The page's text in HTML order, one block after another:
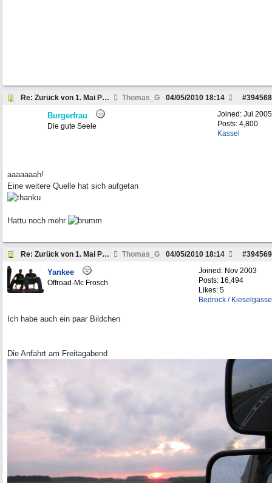
Re: Zurück von 1. Mai Peckfitz Thomas_G #394568
04/05/2010 18:14
Joined: Jul 2005
Posts: 4,800
Kassel
Burgerfrau
Die gute Seele
aaaaaaah!
Eine weitere Quelle hat sich aufgetan
Hattu noch mehr
Re: Zurück von 1. Mai Peckfitz Thomas_G #394569
04/05/2010 18:14
Joined: Nov 2003
Posts: 16,494
Likes: 5
Bedrock / Kieselgasse
Yankee
Offroad-Mc Frosch
Ich habe auch ein paar Bildchen
Die Anfahrt am Freitagabend